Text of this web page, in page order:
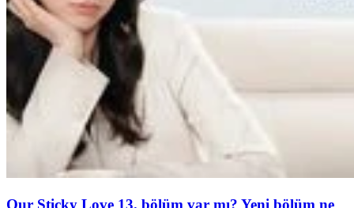
Our Sticky Love 13. bölüm var mı? Yeni bölüm ne